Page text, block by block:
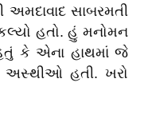
સાબરમતી
હતો. હું મનોમન
કે એના હાથમાં જે
અસ્થીઓ હતી. ખરો